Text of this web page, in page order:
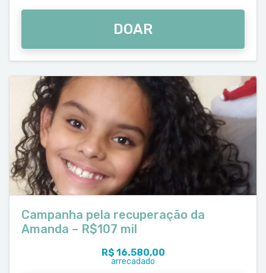
DOAR
Campanha pela recuperação da
Amanda – R$107 mil
R$ 16.580,00
arrecadado